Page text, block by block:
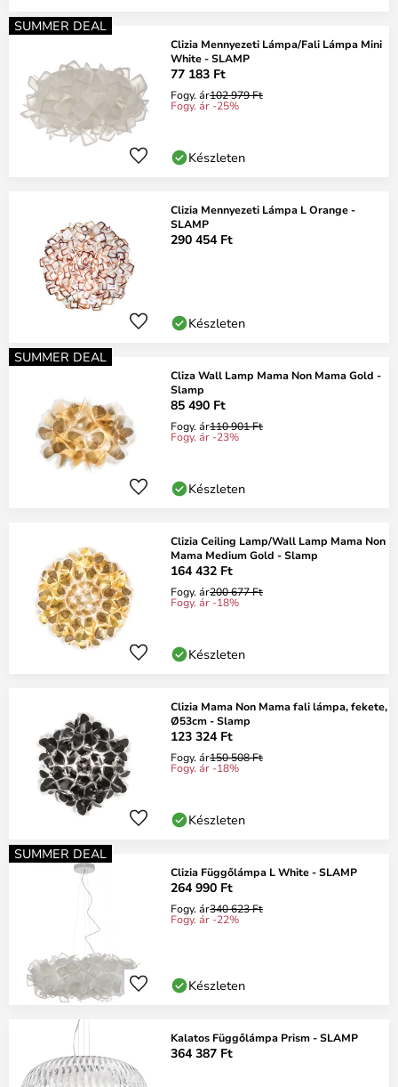
SUMMER DEAL
Clizia Mennyezeti Lámpa/Fali Lámpa Mini
White - SLAMP
77 183 Ft
Fogy. ár102 979 Ft
Fogy. ár -25%
Készleten
Clizia Mennyezeti Lámpa L Orange -
SLAMP
290 454 Ft
Készleten
SUMMER DEAL
Cliza Wall Lamp Mama Non Mama Gold -
Slamp
85 490 Ft
Fogy. ár110 901 Ft
Fogy. ár -23%
Készleten
Clizia Ceiling Lamp/Wall Lamp Mama Non
Mama Medium Gold - Slamp
164 432 Ft
Fogy. ár200 677 Ft
Fogy. ár -18%
Készleten
Clizia Mama Non Mama fali lámpa, fekete,
Ø53cm - Slamp
123 324 Ft
Fogy. ár150 508 Ft
Fogy. ár -18%
Készleten
SUMMER DEAL
Clizia Függőlámpa L White - SLAMP
264 990 Ft
Fogy. ár340 623 Ft
Fogy. ár -22%
Készleten
Kalatos Függőlámpa Prism - SLAMP
364 387 Ft